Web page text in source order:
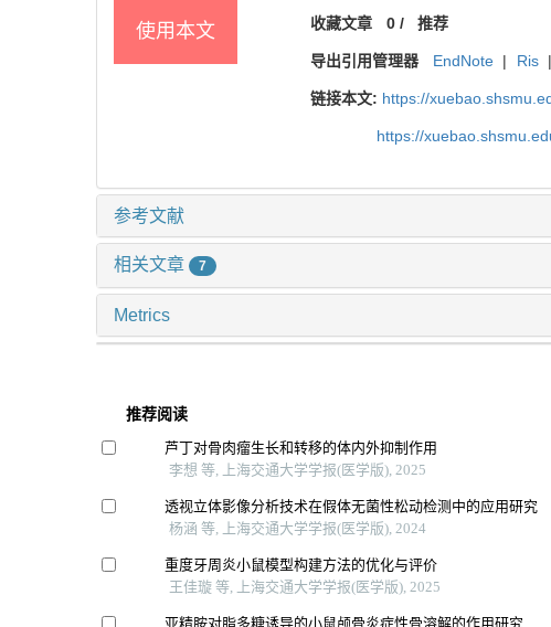
使用本文 收藏文章 0/ 推荐
导出引用管理器 EndNote | Ris |
链接本文: https://
https://
参考文献
相关文章 7
Metrics
推荐阅读
芦丁对骨肉瘤生长和转移的体内外抑制作用
李想 等, 上海交通大学学报(医学版), 2025
透视立体影像分析技术在假体无菌性松动检测中的应用研究
杨涵 等, 上海交通大学学报(医学版), 2024
重度牙周炎小鼠模型构建方法的优化与评价
王佳璇 等, 上海交通大学学报(医学版), 2025
亚精胺对脂多糖诱导的小鼠颅骨炎症性骨溶解的作用研究